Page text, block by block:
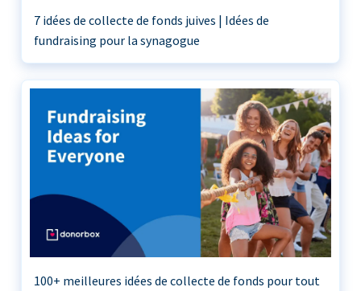
7 idées de collecte de fonds juives | Idées de
fundraising pour la synagogue
100+ meilleures idées de collecte de fonds pour tout